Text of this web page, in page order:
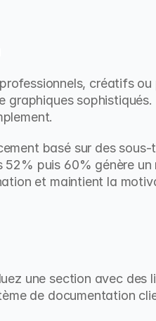
créatifs ou
sophistiqués.
basé sur des sous-
puis 60% génère un
et maintient la
une section avec des
de documentation